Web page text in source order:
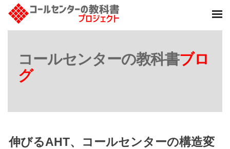
コールセンターの教科書ブロ
グ
伸びるAHT、コールセンターの構造変